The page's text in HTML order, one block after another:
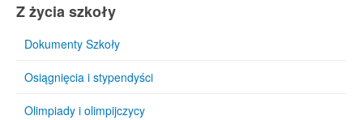
Z życia szkoły
Dokumenty Szkoły
Osiągnięcia i stypendyści
Olimpiady i olimpijczycy